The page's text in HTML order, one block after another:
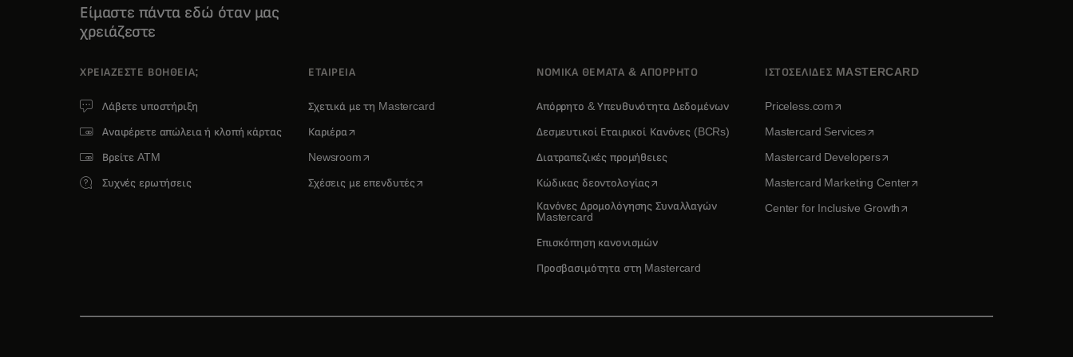
Είμαστε πάντα εδώ όταν μας
χρειάζεστε
ΧΡΕΙΆΖΕΣΤΕ ΒΟΉΘΕΙΑ;
Λάβετε υποστήριξη
Αναφέρετε απώλεια ή κλοπή κάρτας
Βρείτε ATM
Συχνές ερωτήσεις
ΕΤΑΙΡΕΙΑ
Σχετικά με τη Mastercard
Καριέραopens in a new tab
Newsroomopens in a new tab
Σχέσεις με επενδυτέςopens in a new tab
ΝΟΜΙΚΑ ΘΕΜΑΤΑ & ΑΠΟΡΡΗΤΟ
Απόρρητο & Υπευθυνότητα Δεδομένων
Δεσμευτικοί Εταιρικοί Κανόνες (BCRs)
Διατραπεζικές προμήθειες
Κώδικας δεοντολογίαςopens in a new tab
Κανόνες Δρομολόγησης Συναλλαγών
Mastercard
Επισκόπηση κανονισμών
Προσβασιμότητα στη Mastercard
ΙΣΤΟΣΕΛΙΔΕΣ MASTERCARD
Priceless.comopens in a new tab
Mastercard Servicesopens in a new tab
Mastercard Developersopens in a new tab
Mastercard Marketing Centeropens in a new tab
Center for Inclusive Growthopens in a new tab